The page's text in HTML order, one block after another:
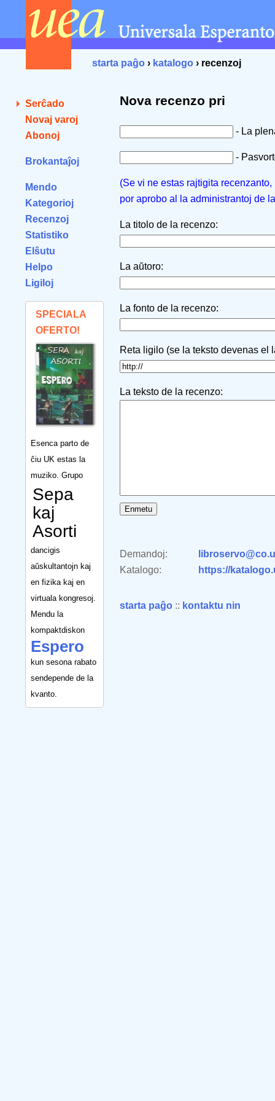
starta paĝo › katalogo › recenzoj
Serĉado
Novaj varoj
Abonoj
Brokantaĵoj
Mendo
Kategorioj
Recenzoj
Statistiko
Elŝutu
Helpo
Ligiloj
SPECIALA
OFERTO!
Esenca parto de
ĉiu UK estas la
muziko. Grupo
Sepa
kaj
Asorti
dancigis
aŭskultantojn kaj
en fizika kaj en
virtuala kongresoj.
Mendu la
kompaktdiskon
Espero
kun sesona rabato
sendepende de la
kvanto.
Nova recenzo pri
- La
-
(Se vi ne estas rajtigita
por aprobo al la administrantoj de
La titolo de la recenzo:
La aŭtoro:
La fonto de la recenzo:
Reta ligilo (se la teksto devenas el
La teksto de la recenzo:
Demandoj:
Katalogo:
https://
starta paĝo :: kontaktu nin